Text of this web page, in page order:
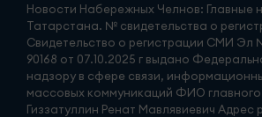
Новости Набережных Челнов: Главные
Татарстана. № свидетельства о
Свидетельство о регистрации СМИ
90168 от 07.10.2025 г выдано
надзору в сфере связи,
массовых коммуникаций ФИО
Гиззатуллин Ренат Мавлявиевич Адрес